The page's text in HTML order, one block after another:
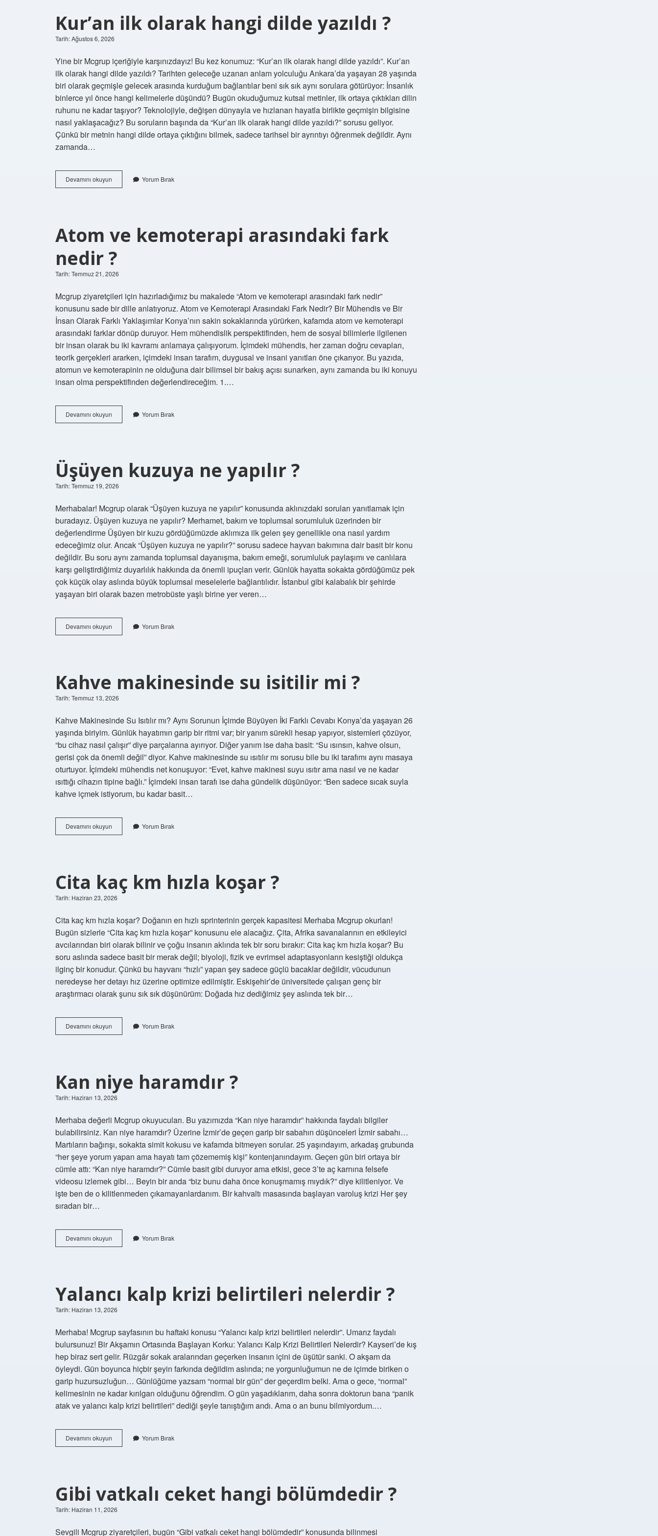
Kur’an ilk olarak hangi dilde yazıldı ?
Tarih: Ağustos 6, 2026
Yine bir Mcgrup içeriğiyle karşınızdayız! Bu kez konumuz: “Kur’an ilk olarak hangi dilde yazıldı”. Kur’an
ilk olarak hangi dilde yazıldı? Tarihten geleceğe uzanan anlam yolculuğu Ankara’da yaşayan 28 yaşında
biri olarak geçmişle gelecek arasında kurduğum bağlantılar beni sık sık aynı sorulara götürüyor: İnsanlık
binlerce yıl önce hangi kelimelerle düşündü? Bugün okuduğumuz kutsal metinler, ilk ortaya çıktıkları dilin
ruhunu ne kadar taşıyor? Teknolojiyle, değişen dünyayla ve hızlanan hayatla birlikte geçmişin bilgisine
nasıl yaklaşacağız? Bu soruların başında da “Kur’an ilk olarak hangi dilde yazıldı?” sorusu geliyor.
Çünkü bir metnin hangi dilde ortaya çıktığını bilmek, sadece tarihsel bir ayrıntıyı öğrenmek değildir. Aynı
zamanda…
Devamını okuyun
ilk
?
Yorum Bırak
Atom ve kemoterapi arasındaki fark
nedir ?
Tarih: Temmuz 21, 2026
Mcgrup ziyaretçileri için hazırladığımız bu makalede “Atom ve kemoterapi arasındaki fark nedir”
konusunu sade bir dille anlatıyoruz. Atom ve Kemoterapi Arasındaki Fark Nedir? Bir Mühendis ve Bir
İnsan Olarak Farklı Yaklaşımlar Konya’nın sakin sokaklarında yürürken, kafamda atom ve kemoterapi
arasındaki farklar dönüp duruyor. Hem mühendislik perspektifinden, hem de sosyal bilimlerle ilgilenen
bir insan olarak bu iki kavramı anlamaya çalışıyorum. İçimdeki mühendis, her zaman doğru cevapları,
teorik gerçekleri ararken, içimdeki insan tarafım, duygusal ve insani yanıtları öne çıkarıyor. Bu yazıda,
atomun ve kemoterapinin ne olduğuna dair bilimsel bir bakış açısı sunarken, aynı zamanda bu iki konuyu
insan olma perspektifinden değerlendireceğim. 1.…
Devamını okuyun
ve
?
Yorum Bırak
Üşüyen kuzuya ne yapılır ?
Tarih: Temmuz 19, 2026
Merhabalar! Mcgrup olarak “Üşüyen kuzuya ne yapılır” konusunda aklınızdaki soruları yanıtlamak için
buradayız. Üşüyen kuzuya ne yapılır? Merhamet, bakım ve toplumsal sorumluluk üzerinden bir
değerlendirme Üşüyen bir kuzu gördüğümüzde aklımıza ilk gelen şey genellikle ona nasıl yardım
edeceğimiz olur. Ancak “Üşüyen kuzuya ne yapılır?” sorusu sadece hayvan bakımına dair basit bir konu
değildir. Bu soru aynı zamanda toplumsal dayanışma, bakım emeği, sorumluluk paylaşımı ve canlılara
karşı geliştirdiğimiz duyarlılık hakkında da önemli ipuçları verir. Günlük hayatta sokakta gördüğümüz pek
çok küçük olay aslında büyük toplumsal meselelerle bağlantılıdır. İstanbul gibi kalabalık bir şehirde
yaşayan biri olarak bazen metrobüste yaşlı birine yer veren…
Devamını okuyun
kuzuya
Yorum Bırak
Kahve makinesinde su isitilir mi ?
Tarih: Temmuz 13, 2026
Kahve Makinesinde Su Isıtılır mı? Aynı Sorunun İçimde Büyüyen İki Farklı Cevabı Konya’da yaşayan 26
yaşında biriyim. Günlük hayatımın garip bir ritmi var; bir yanım sürekli hesap yapıyor, sistemleri çözüyor,
“bu cihaz nasıl çalışır” diye parçalarına ayırıyor. Diğer yanım ise daha basit: “Su ısınsın, kahve olsun,
gerisi çok da önemli değil” diyor. Kahve makinesinde su ısıtılır mı sorusu bile bu iki tarafımı aynı masaya
oturtuyor. İçimdeki mühendis net konuşuyor: “Evet, kahve makinesi suyu ısıtır ama nasıl ve ne kadar
ısıttığı cihazın tipine bağlı.” İçimdeki insan tarafı ise daha gündelik düşünüyor: “Ben sadece sıcak suyla
kahve içmek istiyorum, bu kadar basit…
Devamını okuyun
makinesinde
Yorum Bırak
Cita kaç km hızla koşar ?
Tarih: Haziran 23, 2026
Cita kaç km hızla koşar? Doğanın en hızlı sprinterinin gerçek kapasitesi Merhaba Mcgrup okurları!
Bugün sizlerle “Cita kaç km hızla koşar” konusunu ele alacağız. Çita, Afrika savanalarının en etkileyici
avcılarından biri olarak bilinir ve çoğu insanın aklında tek bir soru bırakır: Cita kaç km hızla koşar? Bu
soru aslında sadece basit bir merak değil; biyoloji, fizik ve evrimsel adaptasyonların kesiştiği oldukça
ilginç bir konudur. Çünkü bu hayvanı “hızlı” yapan şey sadece güçlü bacaklar değildir, vücudunun
neredeyse her detayı hız üzerine optimize edilmiştir. Eskişehir’de üniversitede çalışan genç bir
araştırmacı olarak şunu sık sık düşünürüm: Doğada hız dediğimiz şey aslında tek bir…
Devamını okuyun
kaç
Yorum Bırak
Kan niye haramdır ?
Tarih: Haziran 13, 2026
Merhaba değerli Mcgrup okuyucuları. Bu yazımızda “Kan niye haramdır” hakkında faydalı bilgiler
bulabilirsiniz. Kan niye haramdır? Üzerine İzmir’de geçen garip bir sabahın düşünceleri İzmir sabahı…
Martıların bağırışı, sokakta simit kokusu ve kafamda bitmeyen sorular. 25 yaşındayım, arkadaş grubunda
“her şeye yorum yapan ama hayatı tam çözememiş kişi” kontenjanındayım. Geçen gün biri ortaya bir
cümle attı: “Kan niye haramdır?” Cümle basit gibi duruyor ama etkisi, gece 3’te aç karnına felsefe
videosu izlemek gibi… Beyin bir anda “biz bunu daha önce konuşmamış mıydık?” diye kilitleniyor. Ve
işte ben de o kilitlenmeden çıkamayanlardanım. Bir kahvaltı masasında başlayan varoluş krizi Her şey
sıradan bir…
Devamını okuyun
niye
Yorum Bırak
Yalancı kalp krizi belirtileri nelerdir ?
Tarih: Haziran 13, 2026
Merhaba! Mcgrup sayfasının bu haftaki konusu “Yalancı kalp krizi belirtileri nelerdir”. Umarız faydalı
bulursunuz! Bir Akşamın Ortasında Başlayan Korku: Yalancı Kalp Krizi Belirtileri Nelerdir? Kayseri’de kış
hep biraz sert gelir. Rüzgâr sokak aralarından geçerken insanın içini de üşütür sanki. O akşam da
öyleydi. Gün boyunca hiçbir şeyin farkında değildim aslında; ne yorgunluğumun ne de içimde biriken o
garip huzursuzluğun… Günlüğüme yazsam “normal bir gün” der geçerdim belki. Ama o gece, “normal”
kelimesinin ne kadar kırılgan olduğunu öğrendim. O gün yaşadıklarım, daha sonra doktorun bana “panik
atak ve yalancı kalp krizi belirtileri” dediği şeyle tanıştığım andı. Ama o an bunu bilmiyordum.…
Devamını okuyun
kalp
Yorum Bırak
Gibi vatkalı ceket hangi bölümdedir ?
Tarih: Haziran 11, 2026
Sevgili Mcgrup ziyaretçileri, bugün “Gibi vatkalı ceket hangi bölümdedir” konusunda bilinmesi